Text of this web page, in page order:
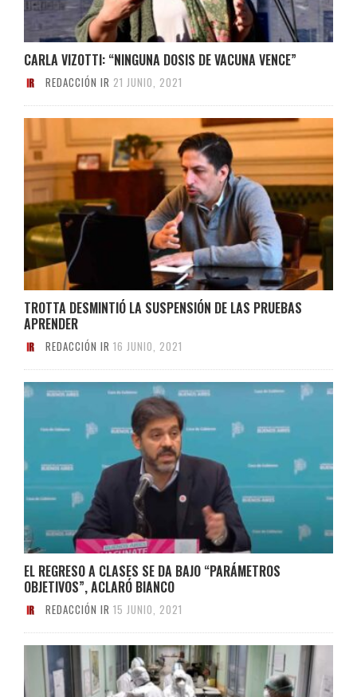
CARLA VIZOTTI: “NINGUNA DOSIS DE VACUNA VENCE”
REDACCIÓN IR 21 JUNIO, 2021
TROTTA DESMINTIÓ LA SUSPENSIÓN DE LAS PRUEBAS
APRENDER
REDACCIÓN IR 16 JUNIO, 2021
EL REGRESO A CLASES SE DA BAJO “PARÁMETROS
OBJETIVOS”, ACLARÓ BIANCO
REDACCIÓN IR 15 JUNIO, 2021